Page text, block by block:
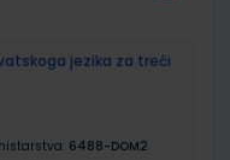
jezika za treći
6488-DOM2